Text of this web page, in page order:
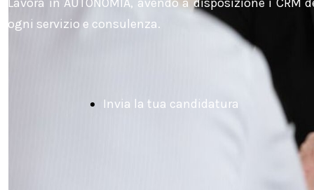
ogni servizio e consulenza.
Invia la tua candidatura